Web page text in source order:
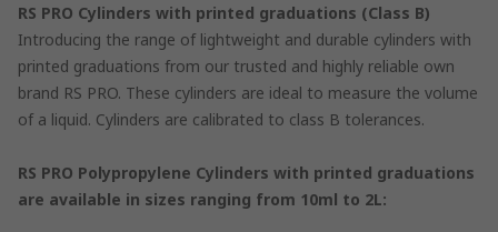
RS PRO Cylinders with printed graduations (Class B)
Introducing the range of lightweight and durable cylinders with
printed graduations from our trusted and highly reliable own
brand RS PRO. These cylinders are ideal to measure the volume
of a liquid. Cylinders are calibrated to class B tolerances.
RS PRO Polypropylene Cylinders with printed graduations
are available in sizes ranging from 10ml to 2L: